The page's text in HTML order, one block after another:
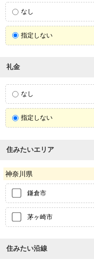
なし
指定しない
礼金
なし
指定しない
住みたいエリア
神奈川県
鎌倉市
茅ヶ崎市
住みたい沿線